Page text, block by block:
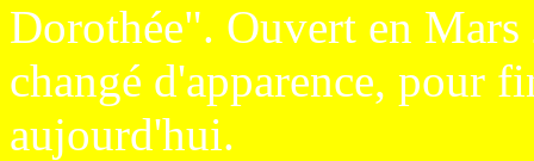
Dorothée". Ouvert en
changé d'apparence, pour
aujourd'hui.